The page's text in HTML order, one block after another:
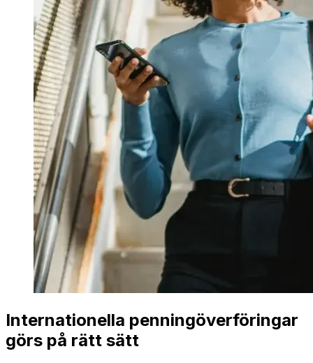
Internationella penningöverföringar
görs på rätt sätt